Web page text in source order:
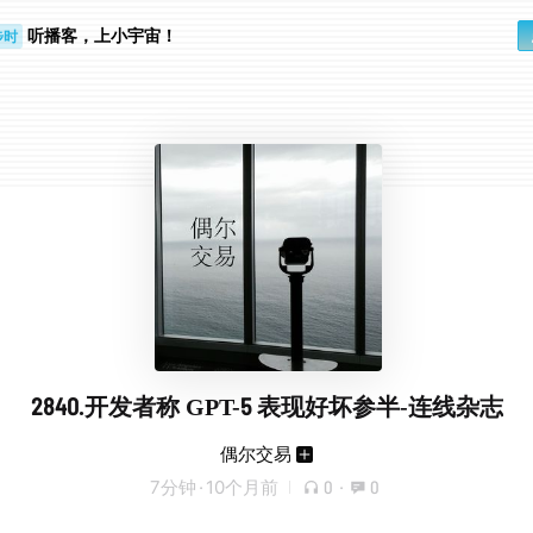
时 听播客，上小宇宙！
2840.开发者称 GPT-5 表现好坏参半-连线杂志
偶尔交易
7分钟 · 10个月前 0 · 0